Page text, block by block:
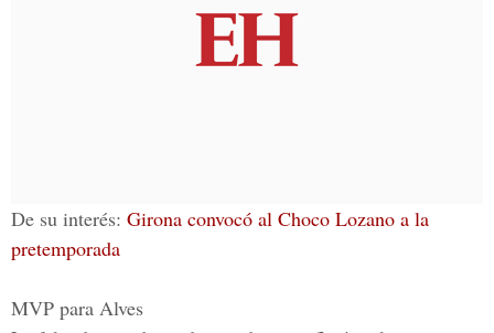
De su interés: Girona convocó al Choco Lozano a la
pretemporada
MVP para Alves